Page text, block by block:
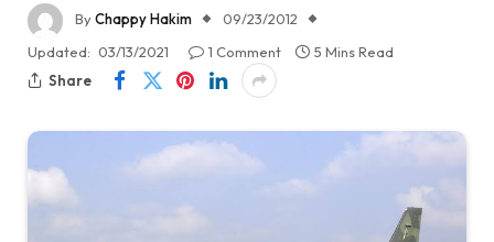
ByChappy Hakim
09/23/2012
Updated: 03/13/2021 1 Comment
5 Mins Read
Share